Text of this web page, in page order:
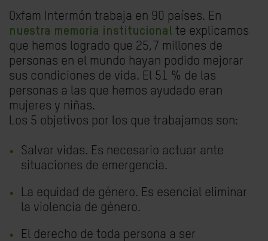
Oxfam Intermón trabaja en 90 países. En
nuestra memoria institucional te explicamos
que hemos logrado que 25,7 millones de
personas en el mundo hayan podido mejorar
sus condiciones de vida. El 51 % de las
personas a las que hemos ayudado eran
mujeres y niñas.
Los 5 objetivos por los que trabajamos son:
Salvar vidas. Es necesario actuar ante
situaciones de emergencia.
La equidad de género. Es esencial eliminar
la violencia de género.
El derecho de toda persona a ser